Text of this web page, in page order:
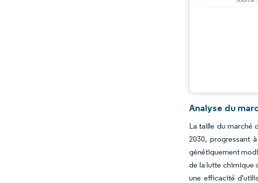
Analyse du
La taille du marché
2030, progressant
génétiquement
de la lutte chimique
une efficacité